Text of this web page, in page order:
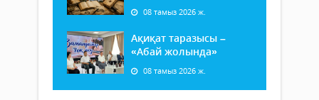
08 тамыз 2026 ж.
Ақиқат таразысы –
«Абай жолында»
08 тамыз 2026 ж.